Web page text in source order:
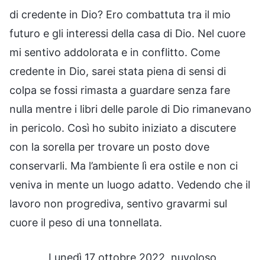
di credente in Dio? Ero combattuta tra il mio
futuro e gli interessi della casa di Dio. Nel cuore
mi sentivo addolorata e in conflitto. Come
credente in Dio, sarei stata piena di sensi di
colpa se fossi rimasta a guardare senza fare
nulla mentre i libri delle parole di Dio rimanevano
in pericolo. Così ho subito iniziato a discutere
con la sorella per trovare un posto dove
conservarli. Ma l’ambiente lì era ostile e non ci
veniva in mente un luogo adatto. Vedendo che il
lavoro non progrediva, sentivo gravarmi sul
cuore il peso di una tonnellata.
Lunedì 17 ottobre 2022, nuvoloso